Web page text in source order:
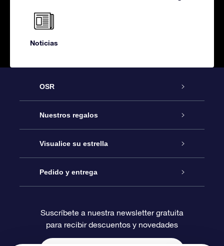
Noticias
OSR
Atención
Contáctanos
Blog
Reseñas
Nuestros regalos
Regalo Estrella Online
Paquete de Regalo OSR
Tarjeta de Regalo OSR
Visualice su estrella
Registro estelar
Página de Estrella Personalizada
Pedido y entrega
Información de Pago
Suscríbete a nuestra newsletter gratuita
para recibir descuentos y novedades